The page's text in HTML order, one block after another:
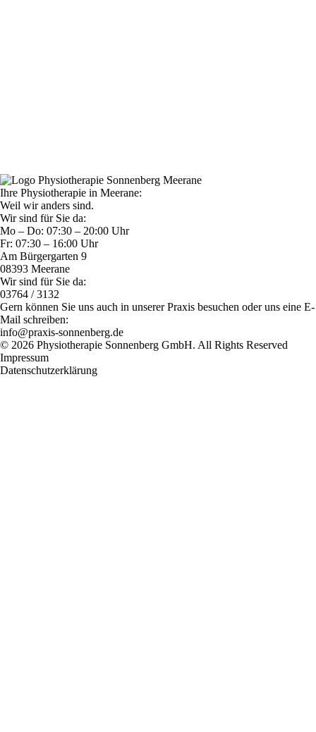
Ihre Physiotherapie in Meerane:
Weil wir anders sind.
Wir sind für Sie da:
Mo – Do: 07:30 – 20:00 Uhr
Fr: 07:30 – 16:00 Uhr
Am Bürgergarten 9
08393 Meerane
Wir sind für Sie da:
03764 / 3132
Gern können Sie uns auch in unserer Praxis besuchen oder uns eine E-
Mail schreiben:
info@praxis-sonnenberg.de
© 2026 Physiotherapie Sonnenberg GmbH. All Rights Reserved
Impressum
Datenschutzerklärung